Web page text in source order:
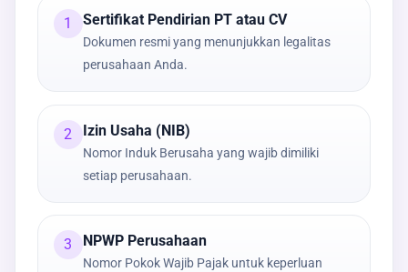
1 Sertifikat Pendirian PT atau CV
Dokumen resmi yang menunjukkan legalitas
perusahaan Anda.
2 Izin Usaha (NIB)
Nomor Induk Berusaha yang wajib dimiliki
setiap perusahaan.
3 NPWP Perusahaan
Nomor Pokok Wajib Pajak untuk keperluan